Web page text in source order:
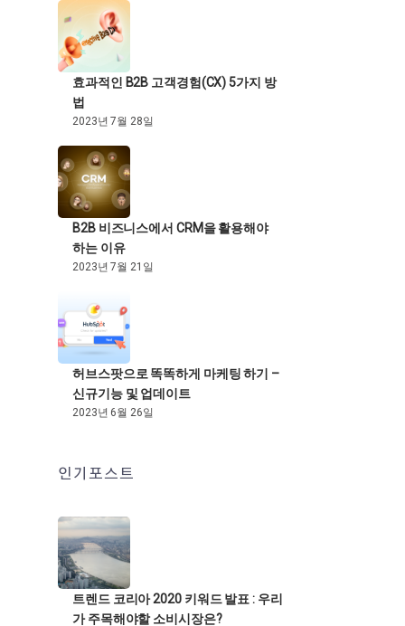
효과적인 B2B 고객경험(CX) 5가지 방
법
2023년 7월 28일
B2B 비즈니스에서 CRM을 활용해야
하는 이유
2023년 7월 21일
허브스팟으로 똑똑하게 마케팅 하기 –
신규기능 및 업데이트
2023년 6월 26일
인기포스트
트렌드 코리아 2020 키워드 발표 : 우리
가 주목해야할 소비시장은?